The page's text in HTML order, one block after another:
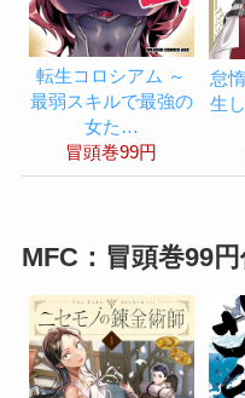
転生コロシアム ～
最弱スキルで最強の
女た…
冒頭巻99円
怠
生
MFC：冒頭巻99